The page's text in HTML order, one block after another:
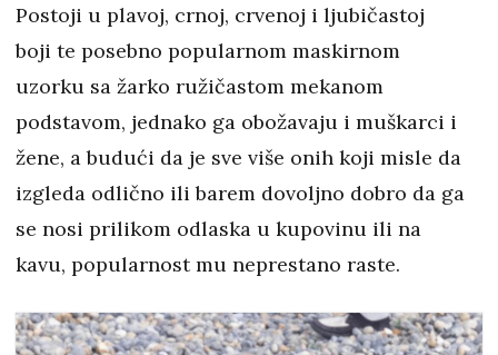
Postoji u plavoj, crnoj, crvenoj i ljubičastoj
boji te posebno popularnom maskirnom
uzorku sa žarko ružičastom mekanom
podstavom, jednako ga obožavaju i muškarci i
žene, a budući da je sve više onih koji misle da
izgleda odlično ili barem dovoljno dobro da ga
se nosi prilikom odlaska u kupovinu ili na
kavu, popularnost mu neprestano raste.